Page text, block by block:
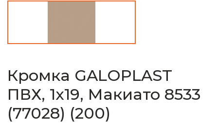
Кромка GALOPLAST
ПВХ, 1х19, Макиато 8533
(77028) (200)